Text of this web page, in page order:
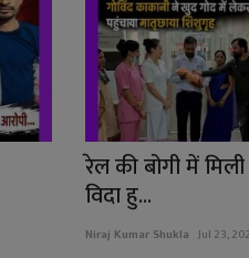
रेल की बोगी में
विदा हु...
Niraj Kumar Shukla Jul 23,